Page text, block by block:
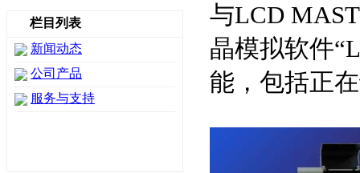
栏目列表
新闻动态
公司产品
服务与支持
与LCD
晶模拟软件
能，包括正